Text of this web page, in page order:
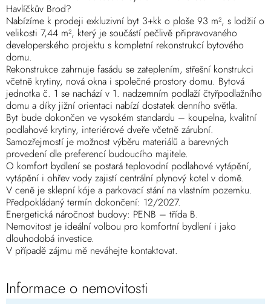
Havlíčkův Brod?
Nabízíme k prodeji exkluzivní byt 3+kk o ploše 93 m², s lodžií o
velikosti 7,44 m², který je součástí pečlivě připravovaného
developerského projektu s kompletní rekonstrukcí bytového
domu.
Rekonstrukce zahrnuje fasádu se zateplením, střešní konstrukci
včetně krytiny, nová okna i společné prostory domu. Bytová
jednotka č. 1 se nachází v 1. nadzemním podlaží čtyřpodlažního
domu a díky jižní orientaci nabízí dostatek denního světla.
Byt bude dokončen ve vysokém standardu – koupelna, kvalitní
podlahové krytiny, interiérové dveře včetně zárubní.
Samozřejmostí je možnost výběru materiálů a barevných
provedení dle preferencí budoucího majitele.
O komfort bydlení se postará teplovodní podlahové vytápění,
vytápění i ohřev vody zajistí centrální plynový kotel v domě.
V ceně je sklepní kóje a parkovací stání na vlastním pozemku.
Předpokládaný termín dokončení: 12/2027.
Energetická náročnost budovy: PENB – třída B.
Nemovitost je ideální volbou pro komfortní bydlení i jako
dlouhodobá investice.
V případě zájmu mě neváhejte kontaktovat.
Informace o nemovitosti